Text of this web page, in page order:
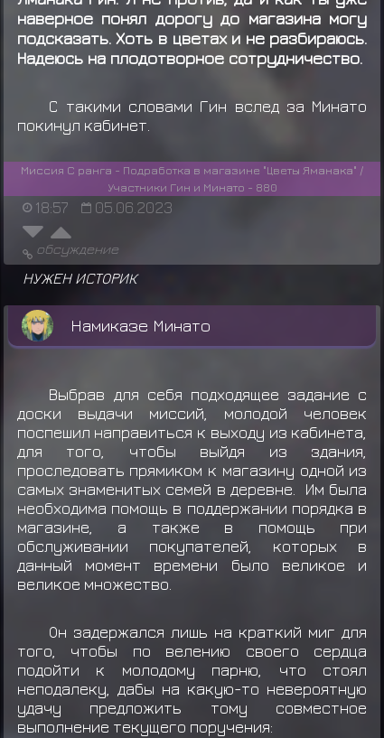
наверное понял дорогу до магазина могу
подсказать. Хоть в цветах и не разбираюсь.
Надеюсь на плодотворное сотрудничество.
С такими словами Гин вслед за Минато
покинул кабинет.
Миссия C ранга - Подработка в магазине "Цветы Яманака" /
Участники Гин и Минато - 880
18:57 05.06.2023
обсуждение
НУЖЕН ИСТОРИК
Намиказе Минато
Выбрав для себя подходящее задание с
доски выдачи миссий, молодой человек
поспешил направиться к выходу из кабинета,
для того, чтобы выйдя из здания,
проследовать прямиком к магазину одной из
самых знаменитых семей в деревне. Им была
необходима помощь в поддержании порядка в
магазине, а также в помощь при
обслуживании покупателей, которых в
данный момент времени было великое и
великое множество.
Он задержался лишь на краткий миг для
того, чтобы по велению своего сердца
подойти к молодому парню, что стоял
неподалеку, дабы на какую-то невероятную
удачу предложить тому совместное
выполнение текущего поручения: